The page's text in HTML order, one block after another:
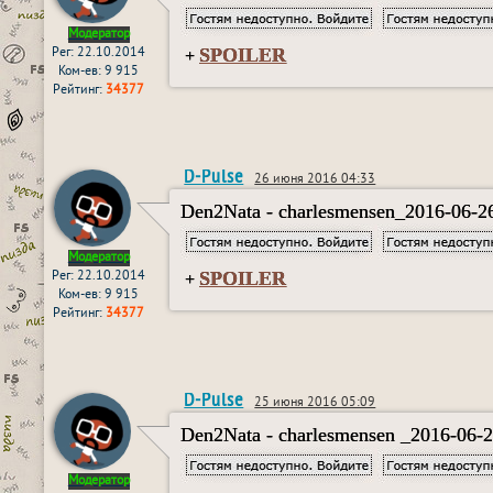
Модератор
Рег: 22.10.2014
Ком-ев: 9 915
Рейтинг: 34377
+ SPOILER
Модератор
Рег: 22.10.2014
Ком-ев: 9 915
Рейтинг: 34377
D-Pulse 26 июня 2016 04:33
Den2Nata - charlesmensen_2016-06-
+ SPOILER
Модератор
D-Pulse 25 июня 2016 05:09
Den2Nata - charlesmensen _2016-06-